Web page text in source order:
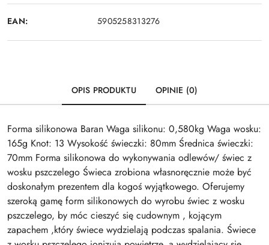
EAN: 5905258313276
OPIS PRODUKTU OPINIE (0)
Forma silikonowa Baran Waga silikonu: 0,580kg Waga wosku:
165g Knot: 13 Wysokość świeczki: 80mm Średnica świeczki:
70mm Forma silikonowa do wykonywania odlewów/ świec z
wosku pszczelego Świeca zrobiona własnoręcznie może być
doskonałym prezentem dla kogoś wyjątkowego. Oferujemy
szeroką gamę form silikonowych do wyrobu świec z wosku
pszczelego, by móc cieszyć się cudownym , kojącym
zapachem ,który świece wydzielają podczas spalania. Świece